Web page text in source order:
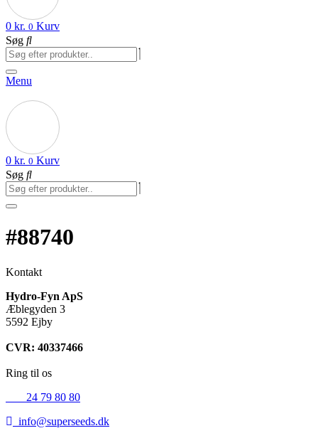
0 kr. 0 Kurv
Søg
Menu
0 kr. 0 Kurv
Søg
#88740
Kontakt
Hydro-Fyn ApS
Æblegyden 3
5592 Ejby
CVR: 40337466
Ring til os
24 79 80 80
info@superseeds.dk